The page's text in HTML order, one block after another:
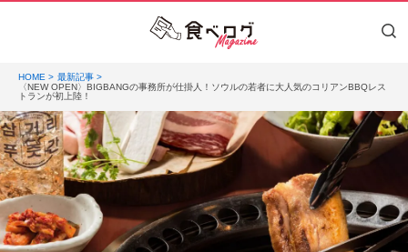
HOME
最新記事
〈NEW OPEN〉BIGBANGの事務所が仕掛人！ソウルの若者に大人気のコリアンBBQレス
トランが初上陸！